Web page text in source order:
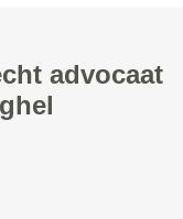
advocaat